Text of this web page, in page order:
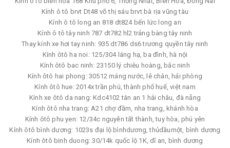
Kính ô tô brvt Dt48 võ thị sáu brvt bà rịa vũng tàu
Kính ô tô long an 818 dt824 bến lức long an
Kính ô tô tây ninh 787 dt782 hl2 trảng bàng tây ninh
Thay kính xe hơi tay ninh: 935 dt786 ds6 trương quyền tây ninh
Kính ôtô ha noi: 125/304 láng hạ, ba đình, hà nội
Kính ôtô bac ninh: 23150 lý chiêu hoàng, bắc ninh
Kính ôtô hai phong: 30512 máng nước, lê chân, hải phòng
Kính ôtô hue: 2014x trần phú, thành phố huế, việt nam
Kính xe ôtô da nang: Kdc4102 tân an 1 hải châu, đà nẵng
Kính ôtô nha trang: A21 chợ đầm, nha trang, khánh hòa
Kính ôtô phu yen: 12/34c nguyễn tất thành, tuy hòa, phú yên
Kính ôtô bình dương: 1023s đại lộ bìnhdương, thủdầumột, bình dương
Kính ôtô binh duong: 30/14k quốc lộ 1K, dĩ an, bình dương